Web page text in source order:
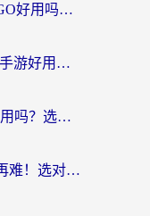
海外党必看：雷神手游和GOGO好用吗？3步选对回国加速器，无缝刷剧玩原神
海外党必看：ChickCN和扇贝手游好用吗？3步选对回国加速器无缝刷国内资源
海外党困惑：迅游和豌豆IP好用吗？选对回国加速器，刷剧游戏再也不卡
海外党必看：大陆vpn翻墙不再难！选对加速器，无缝刷国内资源